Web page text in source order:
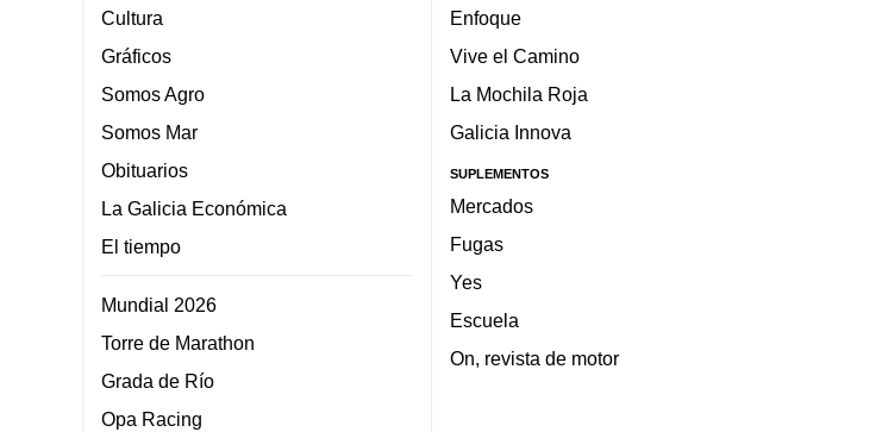
Cultura
Gráficos
Somos Agro
Somos Mar
Obituarios
La Galicia Económica
El tiempo
Mundial 2026
Torre de Marathon
Grada de Río
Opa Racing
Enfoque
Vive el Camino
La Mochila Roja
Galicia Innova
SUPLEMENTOS
Mercados
Fugas
Yes
Escuela
On, revista de motor